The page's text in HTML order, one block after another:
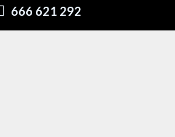
666 621 292